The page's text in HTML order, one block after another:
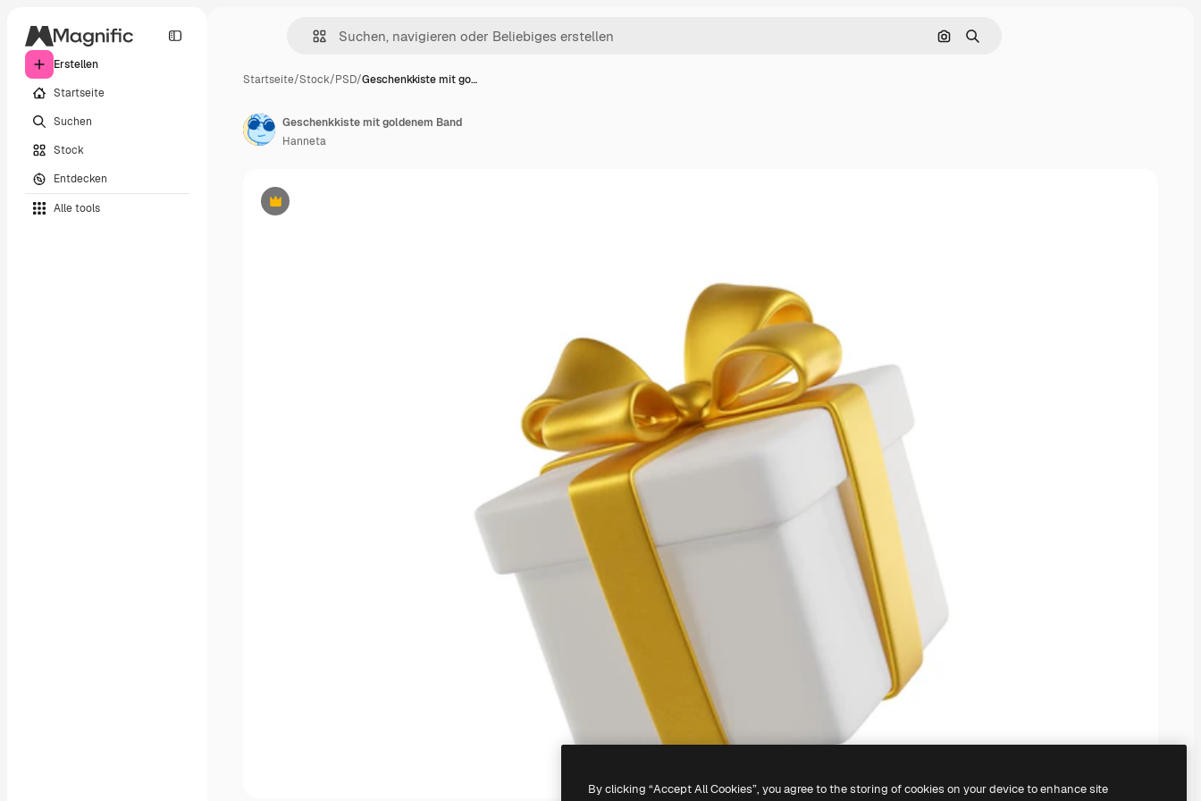
Erstellen
Startseite
Suchen
Stock
Entdecken
Alle tools
Nach Bild suchen
Suchen
Startseite/Stock/PSD/Geschenkkiste mit go…
Premium
Geschenkkiste mit goldenem Band
Hanneta
By clicking “Accept All Cookies”, you agree to the storing of cookies on your device to enhance site